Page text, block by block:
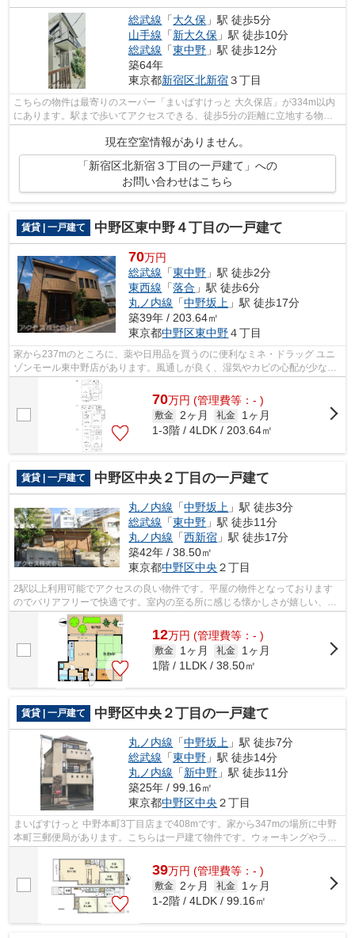
総武線 「大久保 」駅 徒歩5分
山手線 「新大久保 」駅 徒歩10分
総武線 「東中野 」駅 徒歩12分
築64年
東京都新宿区北新宿３丁目
こちらの物件は最寄りのスーパー「まいばすけっと 大久保店」が334m以内
にあります。駅まで歩いてアクセスできる、徒歩5分の距離に立地する物件
現在空室情報がありません。
「新宿区北新宿３丁目の一戸建て」への
お問い合わせはこちら
賃貸 | 一戸建て 中野区東中野４丁目の一戸建て
70万円
総武線 「東中野 」駅 徒歩2分
東西線 「落合 」駅 徒歩6分
丸ノ内線 「中野坂上 」駅 徒歩17分
築39年 / 203.64㎡
東京都中野区東中野４丁目
家から237mのところに、薬や日用品を買うのに便利なミネ・ドラッグ ユニ
ゾンモール東中野店があります。風通しが良く、湿気やカビの心配が少ない
物件です。高ニーズな駅近の物件で、徒...
70万円 (管理費等：- )
敷金 2ヶ月 礼金
1ヶ月
1-3階 / 4LDK / 203.64㎡
賃貸 | 一戸建て 中野区中央２丁目の一戸建て
丸ノ内線 「中野坂上 」駅 徒歩3分
総武線 「東中野 」駅 徒歩11分
丸ノ内線 「西新宿 」駅 徒歩17分
築42年 / 38.50㎡
東京都中野区中央 ２丁目
2駅以上利用可能でアクセスの良い物件です。平屋の物件となっております
のでバリアフリーで快適です。室内の至る所に感じる懐かしさが嬉しい、レ
トロな物件です。
12万円 (管理費等：- )
敷金 1ヶ月 礼金
1ヶ月
1階 / 1LDK / 38.50㎡
賃貸 | 一戸建て 中野区中央２丁目の一戸建て
丸ノ内線 「中野坂上 」駅 徒歩7分
総武線 「東中野 」駅 徒歩14分
丸ノ内線 「新中野 」駅 徒歩11分
築25年 / 99.16㎡
東京都中野区中央 ２丁目
まいばすけっと 中野本町3丁目店まで408mです。家から347mの場所に中野
本町三郵便局があります。こちらは一戸建て物件です。ウォーキングやラン
39万円 (管理費等：- )
敷金 2ヶ月 礼金
1ヶ月
1-2階 / 4LDK / 99.16㎡